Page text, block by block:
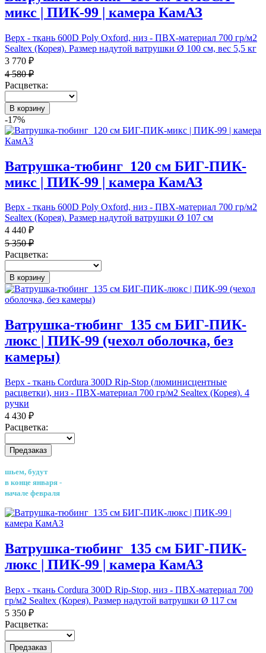
микс | ПИК-99 | камера КамАЗ
Верх - ткань 600D Poly Oxford, низ - ПВХ-материал 700 гр/м2
Sealtex (Корея). Размер надутой ватрушки Ø 100 см, вес 5,5 кг
3 770 ₽
4 580 ₽
Расцветка:
В корзину
-17%
Ватрушка-тюбинг_120 см БИГ-ПИК-
микс | ПИК-99 | камера КамАЗ
Верх - ткань 600D Poly Oxford, низ - ПВХ-материал 700 гр/м2
Sealtex (Корея). Размер надутой ватрушки Ø 107 см
4 440 ₽
5 350 ₽
Расцветка:
В корзину
Ватрушка-тюбинг_135 см БИГ-ПИК-
люкс | ПИК-99 (чехол оболочка, без
камеры)
Верх - ткань Cordura 300D Rip-Stop (люминисцентные
расцветки), низ - ПВХ-материал 700 гр/м2 Sealtex (Корея). 4
ручки
4 430 ₽
Расцветка:
Предзаказ
шьем, будут
в конце января -
начале февраля
Ватрушка-тюбинг_135 см БИГ-ПИК-
люкс | ПИК-99 | камера КамАЗ
Верх - ткань Cordura 300D Rip-Stop, низ - ПВХ-материал 700
гр/м2 Sealtex (Корея). Размер надутой ватрушки Ø 117 см
5 350 ₽
Расцветка:
Предзаказ